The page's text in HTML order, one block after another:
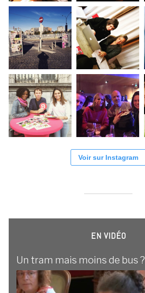
Voir sur Instagram
EN VIDÉO
Un tram mais moins de bus ?